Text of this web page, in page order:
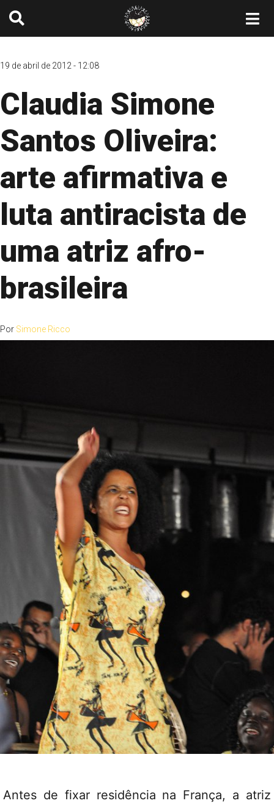
19 de abril de 2012 - 12:08
Claudia Simone
Santos Oliveira:
arte afirmativa e
luta antiracista de
uma atriz afro-
brasileira
Por Simone Ricco
Antes de fixar residência na França, a atriz